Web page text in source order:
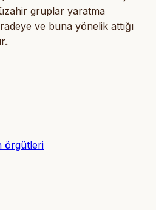
gruplar yaratma
ve buna yönelik attığı
.
örgütleri